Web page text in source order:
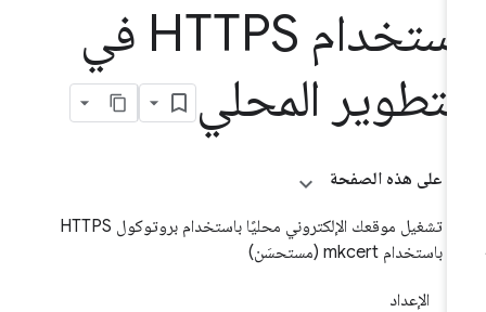
استخدام HTTPS في
المحلي
على هذه الصفحة
تشغيل موقعك الإلكتروني محليًا باستخدام بروتوكول HTTPS
باستخدام mkcert (مستحسَن)
الإعداد